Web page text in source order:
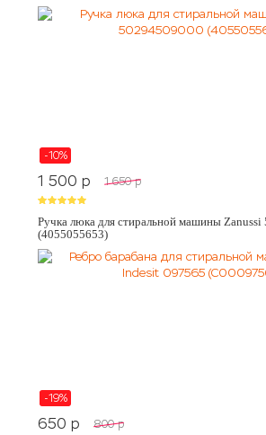
-10%
1 500 p 1 650 p
Ручка люка для стиральной машины Zanussi
(4055055653)
-19%
650 p 800 p